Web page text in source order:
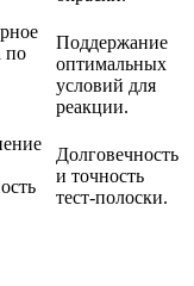
по
Поддержание
оптимальных
условий для
реакции.
Долговечность
и точность
тест-полоски.